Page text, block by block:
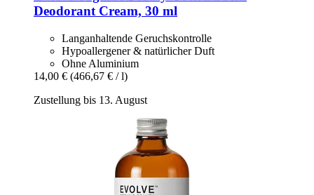
Deodorant Cream, 30 ml
Langanhaltende Geruchskontrolle
Hypoallergener & natürlicher Duft
Ohne Aluminium
14,00 € (466,67 € / l)
Zustellung bis 13. August